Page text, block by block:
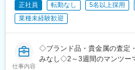
駅、川和町駅、雀宮駅、岡本
里駅、栗橋駅、樅山駅、湯河
十条駅(東京都)、みどり台駅
駅、新守谷駅、流山おおたか
正社員 転勤なし 5名以上採用
業種未経験歓迎
仕事内容
◇ブランド品・貴金属の査定
みなし◇2～3週間のマンツー